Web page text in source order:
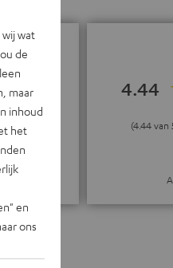
4.44
(4.44
wat
de
maar
inhoud
het
en
ons